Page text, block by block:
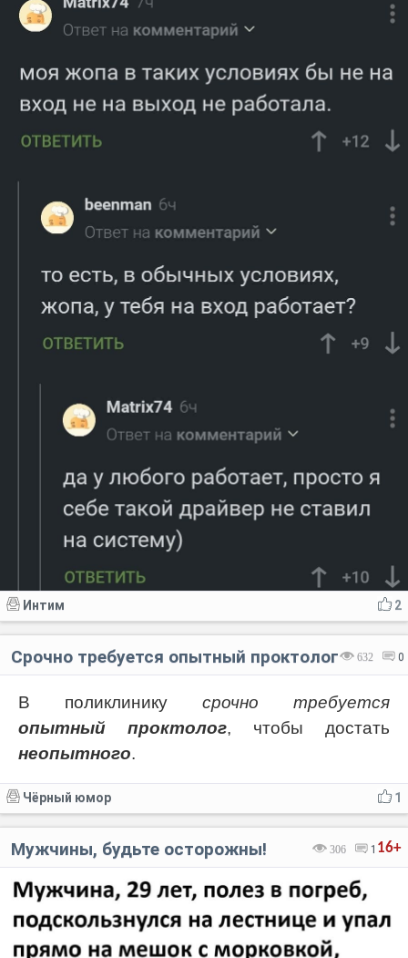
2
Интим
632 0
Срочно требуется опытный проктолог
В поликлинику срочно требуется
опытный проктолог, чтобы достать
неопытного.
1
Чёрный юмор
16+
306 1
Мужчины, будьте осторожны!